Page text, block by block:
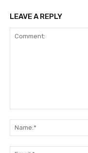
LEAVE A REPLY